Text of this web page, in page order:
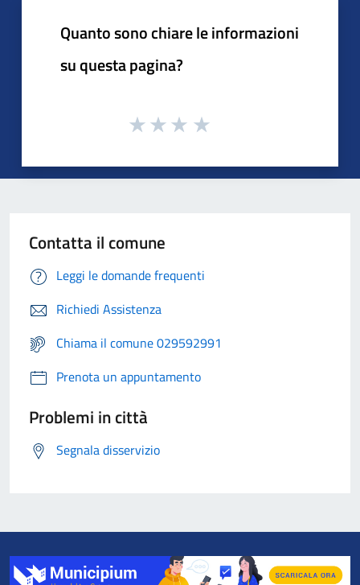
Quanto sono chiare le informazioni
su questa pagina?
Contatta il comune
Leggi le domande frequenti
Richiedi Assistenza
Chiama il comune 029592991
Prenota un appuntamento
Problemi in città
Segnala disservizio